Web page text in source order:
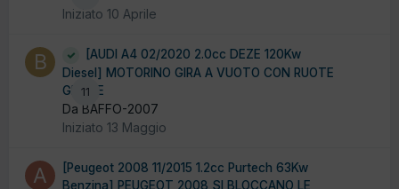
Iniziato 10 Aprile
11
[AUDI A4 02/2020 2.0cc DEZE 120Kw
Diesel] MOTORINO GIRA A VUOTO CON RUOTE
GIRATE
Da BAFFO-2007
Iniziato 13 Maggio
[Peugeot 2008 11/2015 1.2cc Purtech 63Kw
Benzina] PEUGEOT 2008 SI BLOCCANO LE